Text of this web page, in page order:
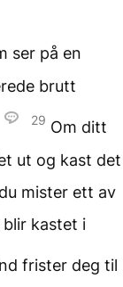
ser på en
brutt
29 Om ditt
ut og kast det
mister ett av
blir kastet i
frister deg til